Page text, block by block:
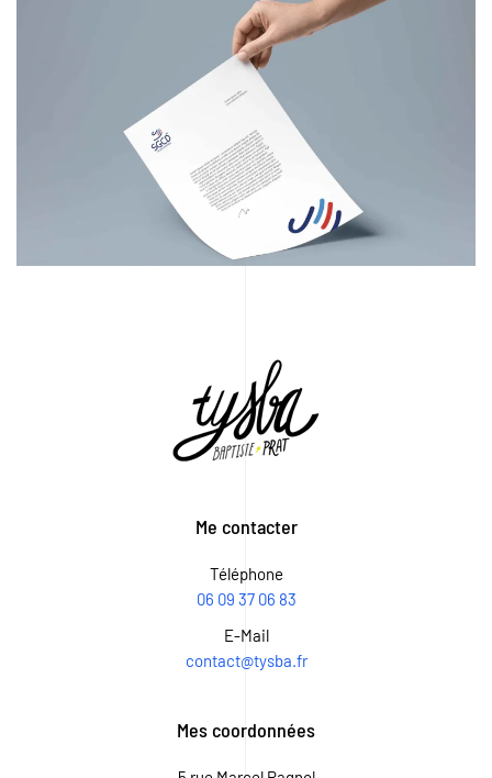
Me contacter
Téléphone
06 09 37 06 83
E-Mail
contact@tysba.fr
Mes coordonnées